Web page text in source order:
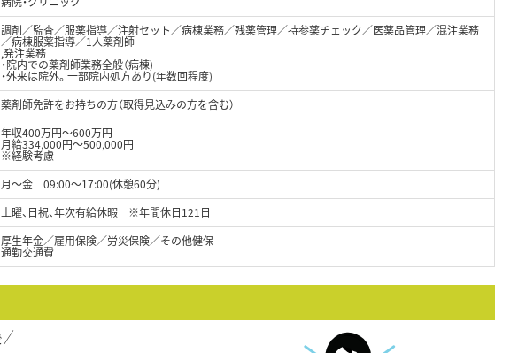
調剤／監査／服薬指導／注射セット／病棟業務／残薬管理／持参薬チェック／医薬品管理／混注業務
／病棟服薬指導／1人薬剤師
,発注業務
・院内での薬剤師業務全般（病棟)
・外来は院外。一部院内処方あり(年数回程度)
薬剤師免許をお持ちの方（取得見込みの方を含む）
年収400万円～600万円
月給334,000円～500,000円
※経験考慮
月～金 09:00～17:00(休憩60分)
土曜、日祝、年次有給休暇 ※年間休日121日
厚生年金／雇用保険／労災保険／その他健保
通勤交通費